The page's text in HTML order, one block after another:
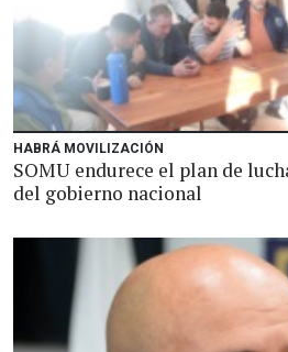
HABRÁ MOVILIZACIÓN
SOMU endurece el plan de
del gobierno nacional